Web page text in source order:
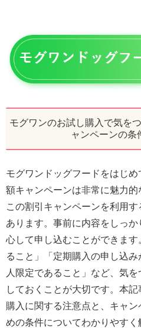
モグワンのお試し購入で気を
ャンペーンの条
モグワンドッグフードをはじ
額キャンペーンは非常に魅力的
この割引キャンペーンを利用
あります。事前に内容をしっ
心して申し込むことができま
ること」「定期購入の申し込
人限定であること」など、気
しておくことが大切です。本
購入に関する注意点と、キャ
めの条件についてわかりやすく